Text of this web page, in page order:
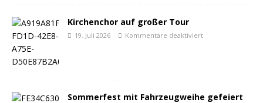
Kirchenchor auf großer Tour
19. Juli 2026 Kommentare deaktiviert
Sommerfest mit Fahrzeugweihe gefeiert